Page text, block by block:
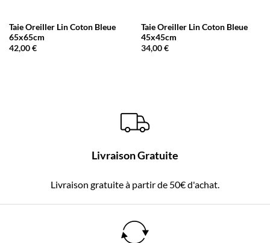
Taie Oreiller Lin Coton Bleue
65x65cm
42,00€
Taie Oreiller Lin Coton Bleue
45x45cm
34,00€
Livraison Gratuite
Livraison gratuite à partir de 50€ d'achat.